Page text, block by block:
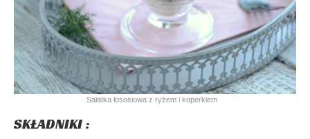
Sałatka łososiowa z ryżem i koperkiem
SKŁADNIKI :